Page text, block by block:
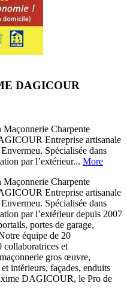
DAGICOUR
Maçonnerie Charpente
Entreprise artisanale
Spécialisée dans
par l’extérieur... More
Maçonnerie Charpente
Entreprise artisanale
Spécialisée dans
par l’extérieur depuis 2007
portes de garage,
équipe de 20
collaboratrices et
gros œuvre,
intérieurs, façades, enduits
DAGICOUR, le Pro de